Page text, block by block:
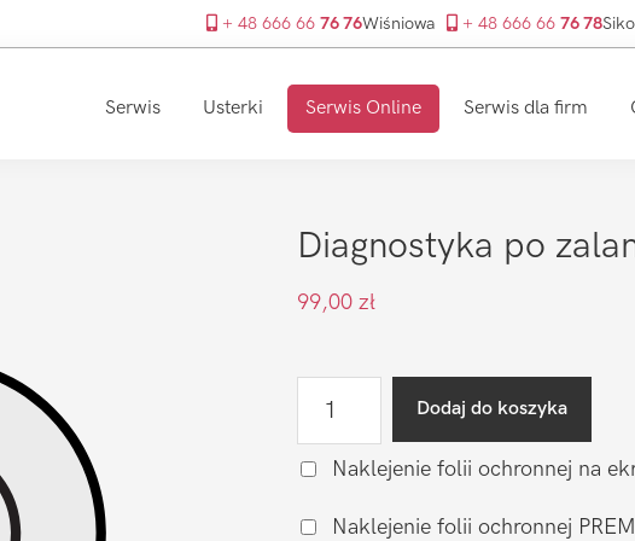
+ 48 666 66 76 76Wiśniowa + 48 666 66 76 78
Serwis Usterki Serwis Online Serwis dla firm
Diagnostyka po
99,00 zł
po
LG
Dodaj do koszyka
Naklejenie folii ochronnej na
Naklejenie folii ochronnej